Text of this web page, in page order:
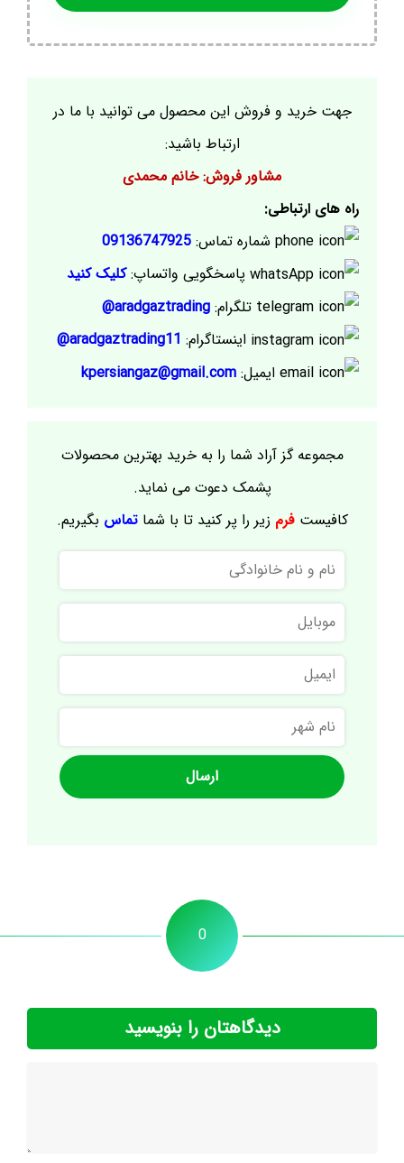
جهت خرید و فروش این محصول می توانید با ما در
ارتباط باشید:
مشاور فروش: خانم محمدی
راه های ارتباطی:
شماره تماس: 09136747925
پاسخگویی واتساپ:کلیک کنید
تلگرام: aradgaztrading@
اینستاگرام: aradgaztrading11@
ایمیل: kpersiangaz@gmail.com
مجموعه گز آراد شما را به خرید بهترین محصولات
پشمک دعوت می نماید.
کافیستفرم زیر را پر کنید تا با شماتماس بگیریم.
نام
و
نام
خانوادگی
موبایل
ایمیل
نام
شهر
0
دیدگاهتان را بنویسید